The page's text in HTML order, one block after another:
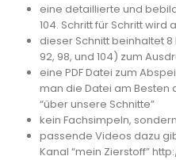
eine detaillierte und
104. Schritt für Schritt
dieser Schnitt beinhaltet 8
92, 98, und 104) zum
eine PDF Datei zum
man die Datei am Besten
“über unsere Schnitte”
kein Fachsimpeln,
passende Videos dazu
Kanal “mein Zierstoff”